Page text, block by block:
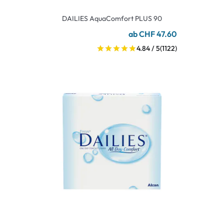
DAILIES AquaComfort PLUS 90
ab CHF 47.60
4.84 / 5(1122)